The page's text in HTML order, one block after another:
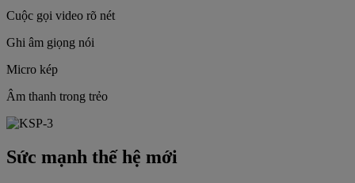
Cuộc gọi video rõ nét
Ghi âm giọng nói
Micro kép
Âm thanh trong trẻo
Sức mạnh thế hệ mới